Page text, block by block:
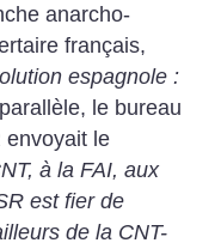
anarcho-
français,
espagnole :
le bureau
envoyait le
à la FAI, aux
est fier de
de la CNT-